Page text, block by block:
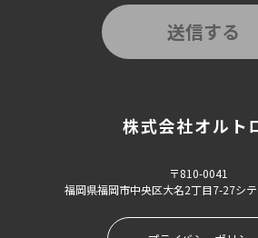
株式会社オルト
〒810-0041
福岡県福岡市中央区大名2丁目7-27シ